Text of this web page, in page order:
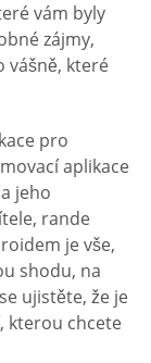
vám byly
zájmy,
vášně, které
pro
aplikace
jeho
rande
je vše,
shodu, na
ujistěte, že je
kterou chcete